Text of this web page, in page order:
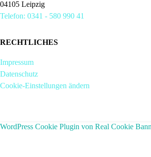
04105 Leipzig
Telefon: 0341 - 580 990 41
RECHTLICHES
Impressum
Datenschutz
Cookie-Einstellungen ändern
WordPress Cookie Plugin von Real Cookie